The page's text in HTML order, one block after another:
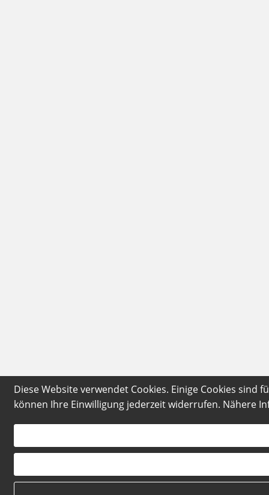
Diese Website verwendet Cookies. Einige Cookies
können Ihre Einwilligung jederzeit widerrufen. Nähere